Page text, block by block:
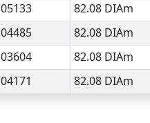
05133 82.08 DIAm
04485 82.08 DIAm
03604 82.08 DIAm
04171 82.08 DIAm